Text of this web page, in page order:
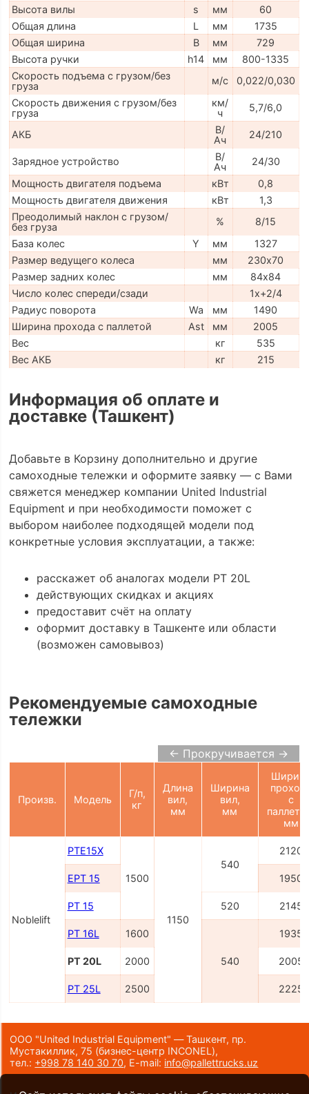
Высота вилы
s мм
60
Общая длина
L мм
1735
Общая ширина
B мм
729
Высота ручки
h14 мм
800-1335
Скорость подъема с грузом/без
груза
м/с
0,022/0,030
Скорость движения с грузом/без
груза
км/
ч
5,7/6,0
АКБ
В/
Ач
24/210
Зарядное устройство
В/
Ач
24/30
Мощность двигателя подъема
кВт
0,8
Мощность двигателя движения
кВт
1,3
Преодолимый наклон с грузом/
без груза
%
8/15
База колес
Y мм
1327
Размер ведущего колеса
мм
230х70
Размер задних колес
мм
84х84
Число колес спереди/сзади
1x+2/4
Радиус поворота
Wa мм
1490
Ширина прохода с паллетой
Ast мм
2005
Вес
кг
535
Вес АКБ
кг 215
Информация об оплате и
доставке (Ташкент)
Добавьте в Корзину дополнительно и другие
самоходные тележки и оформите заявку — с Вами
свяжется менеджер компании United Industrial
Equipment и при необходимости поможет с
выбором наиболее подходящей модели под
конкретные условия эксплуатации, а также:
расскажет об аналогах модели PT 20L
действующих скидках и акциях
предоставит счёт на оплату
оформит доставку в Ташкенте или области
(возможен самовывоз)
Рекомендуемые самоходные
тележки
← Прокручивается →
Произв. Модель
Г/п,
кг
Длина
вил,
мм
Ширина
вил,
мм
с
мм
Noblelift
PTE15X
1500
1150
540
2120
EPT 15 1950
PT 15 520 2145
PT 16L 1600
540
1935
PT 20L 2000 2005
PT 25L 2500 2225
ООО "United Industrial Equipment" — Ташкент, пр.
Мустакиллик, 75 (бизнес-центр INCONEL),
тел.: +998 78 140 30 70, E-mail: info@pallettrucks.uz